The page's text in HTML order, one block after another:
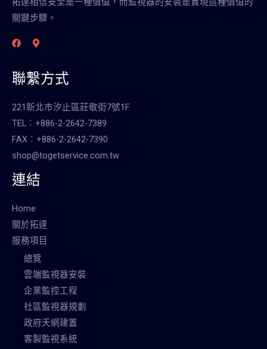
關鍵步驟。
聯繫方式
221新北市汐止區莊敬街7號1F
TEL︰+886-2-2642-7389
FAX︰+886-2-2642-7390
shop@togetservice.com.tw
連結
Home
關於拓達
服務項目
總覽
雲端監視器安裝
企業監控工程
社區監視器規劃
政府天網建置
客製監視系統